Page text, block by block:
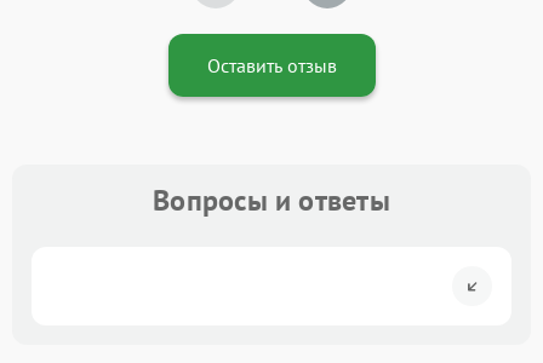
Оставить отзыв
Вопросы и ответы